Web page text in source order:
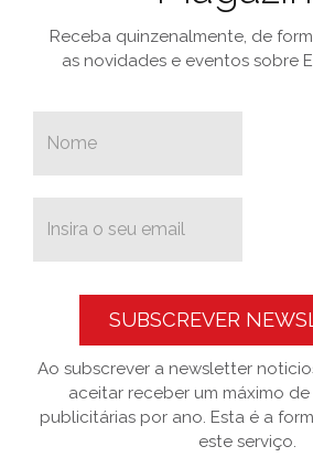
Receba quinzenalmente, de
as novidades e eventos sobre
SUBSCREVER
Ao subscrever a newsletter
aceitar receber um máximo de
publicitárias por ano. Esta é a
este serviço.